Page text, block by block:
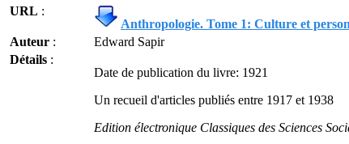
URL :
Anthropologie. Tome 1: Culture et
Auteur :
Edward Sapir
Détails :
Date de publication du livre: 1921
Un recueil d'articles publiés entre 1917 et 1938
Edition électronique Classiques des Sciences